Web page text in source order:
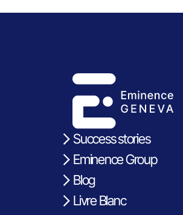
Success stories
Eminence Group
Blog
Livre Blanc